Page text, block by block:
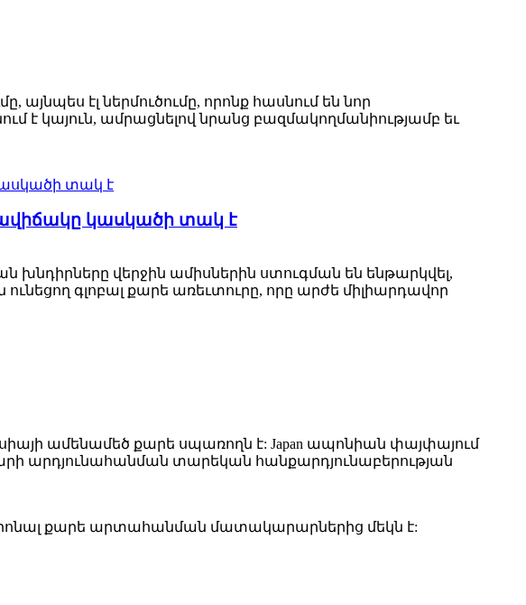
այնպես էլ ներմուծումը, որոնք հասնում են նոր
է կայուն, ամրացնելով նրանց բազմակողմանիությամբ եւ
կասկածի տակ է
վերջին ամիսներին ստուգման են ենթարկվել,
գլոբալ քարե առեւտուրը, որը արժե միլիարդավոր
ամենամեծ քարե սպառողն է: Japan ապոնիան փայփայում
արդյունահանման տարեկան հանքարդյունաբերության
քարե արտահանման մատակարարներից մեկն է: